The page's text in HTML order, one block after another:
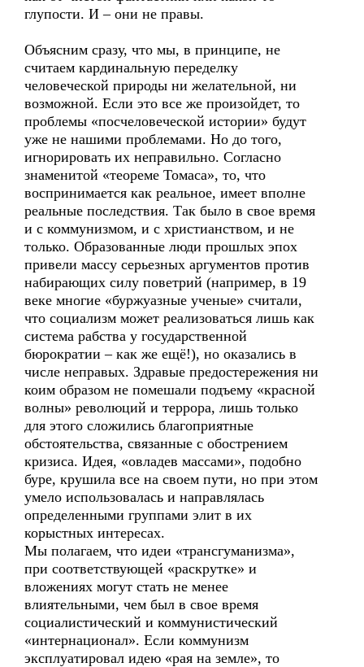
глупости. И – они не правы.
Объясним сразу, что мы, в принципе, не
считаем кардинальную переделку
человеческой природы ни желательной, ни
возможной. Если это все же произойдет, то
проблемы «посчеловеческой истории» будут
уже не нашими проблемами. Но до того,
игнорировать их неправильно. Согласно
знаменитой «теореме Томаса», то, что
воспринимается как реальное, имеет вполне
реальные последствия. Так было в свое время
и с коммунизмом, и с христианством, и не
только. Образованные люди прошлых эпох
привели массу серьезных аргументов против
набирающих силу поветрий (например, в 19
веке многие «буржуазные ученые» считали,
что социализм может реализоваться лишь как
система рабства у государственной
бюрократии – как же ещё!), но оказались в
числе неправых. Здравые предостережения ни
коим образом не помешали подъему «красной
волны» революций и террора, лишь только
для этого сложились благоприятные
обстоятельства, связанные с обострением
кризиса. Идея, «овладев массами», подобно
буре, крушила все на своем пути, но при этом
умело использовалась и направлялась
определенными группами элит в их
корыстных интересах.
Мы полагаем, что идеи «трансгуманизма»,
при соответствующей «раскрутке» и
вложениях могут стать не менее
влиятельными, чем был в свое время
социалистический и коммунистический
«интернационал». Если коммунизм
эксплуатировал идею «рая на земле», то